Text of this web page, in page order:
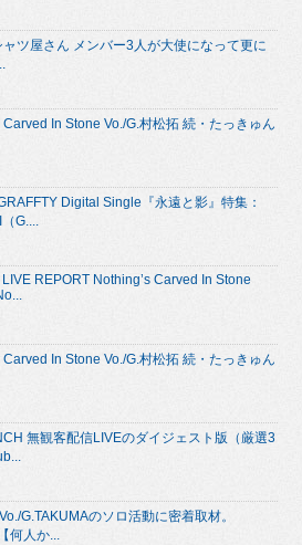
ャツ屋さん メンバー3人が大使になって更に
Carved In Stone Vo./G.村松拓 続・たっきゅん
Digital Single『永遠と影』特集：
G....
REPORT Nothing’s Carved In Stone
Carved In Stone Vo./G.村松拓 続・たっきゅん
無観客配信LIVEのダイジェスト版（厳選3
G.TAKUMAのソロ活動に密着取材。
何人か...